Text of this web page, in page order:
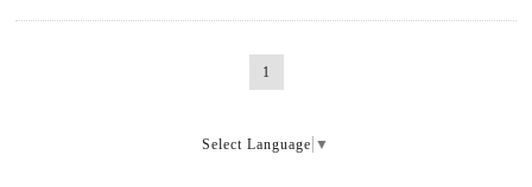
1
Select Language ▼